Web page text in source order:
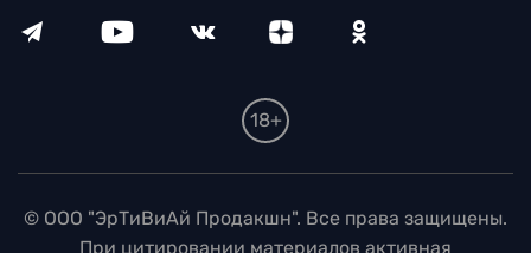
18+
© ООО "ЭрТиВиАй Продакшн". Все права защищены.
При цитировании материалов активная